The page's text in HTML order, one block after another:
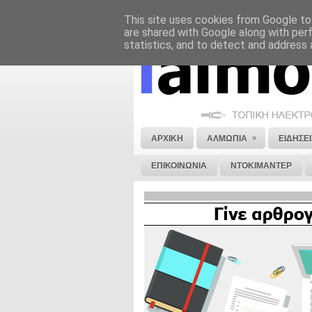
ΝΟΜΙΚΗ ΣΗΜΕΙΩΣΗ ΔΙΑΦΗΜΙΣΗ
ΑΡΧΙΚΗ ΑΛΜΩΠΙΑ »
ΕΠΙΚΟΙΝΩΝΙΑ ΝΤΟΚΙΜΑΝΤΕΡ
This site uses cookies from Google
are shared with Google along with
statistics, and to detect and address